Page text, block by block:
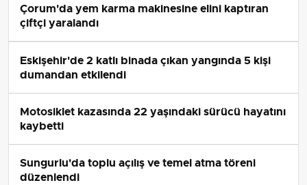
Çorum'da yem karma makinesine elini kaptıran
çiftçi yaralandı
Eskişehir'de 2 katlı binada çıkan yangında 5 kişi
dumandan etkilendi
Motosiklet kazasında 22 yaşındaki sürücü hayatını
kaybetti
Sungurlu'da toplu açılış ve temel atma töreni
düzenlendi